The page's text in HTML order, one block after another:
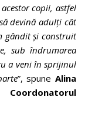
copii, astfel
devină adulți cât
gândit și construit
sub îndrumarea
a veni în sprijinul
”, spuneAlina